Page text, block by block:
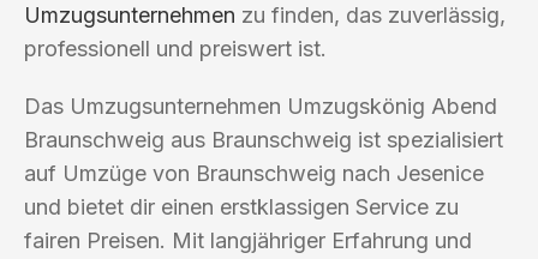
Umzugsunternehmen zu finden, das zuverlässig,
professionell und preiswert ist.
Das Umzugsunternehmen Umzugskönig Abend
Braunschweig aus Braunschweig ist spezialisiert
auf Umzüge von Braunschweig nach Jesenice
und bietet dir einen erstklassigen Service zu
fairen Preisen. Mit langjähriger Erfahrung und